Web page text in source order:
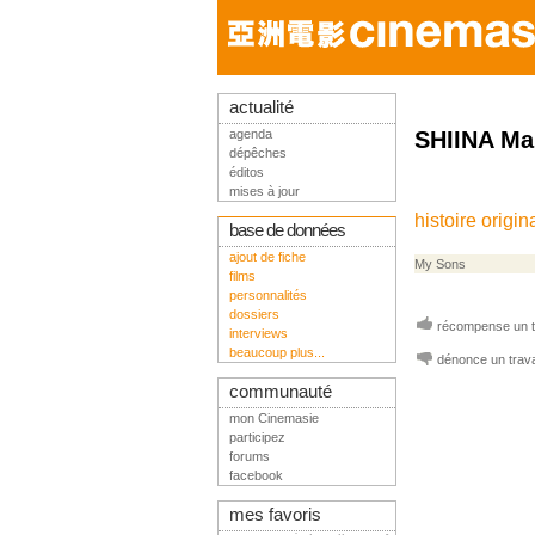
SHIINA
histoire
My Sons
récompense un
dénonce un
actualité
agenda
dépêches
éditos
mises à jour
base de données
ajout de fiche
films
personnalités
dossiers
interviews
beaucoup plus...
communauté
mon Cinemasie
participez
forums
facebook
mes favoris